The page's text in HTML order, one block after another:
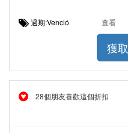
過期:Venció 查看
獲
28個朋友喜歡這個折扣